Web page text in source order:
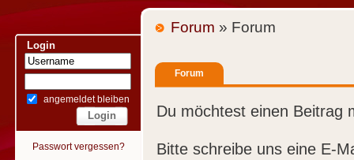
Login
angemeldet bleiben
Passwort vergessen?
Forum » Forum
Forum
Du möchtest einen Beitrag
Bitte schreibe uns eine E-